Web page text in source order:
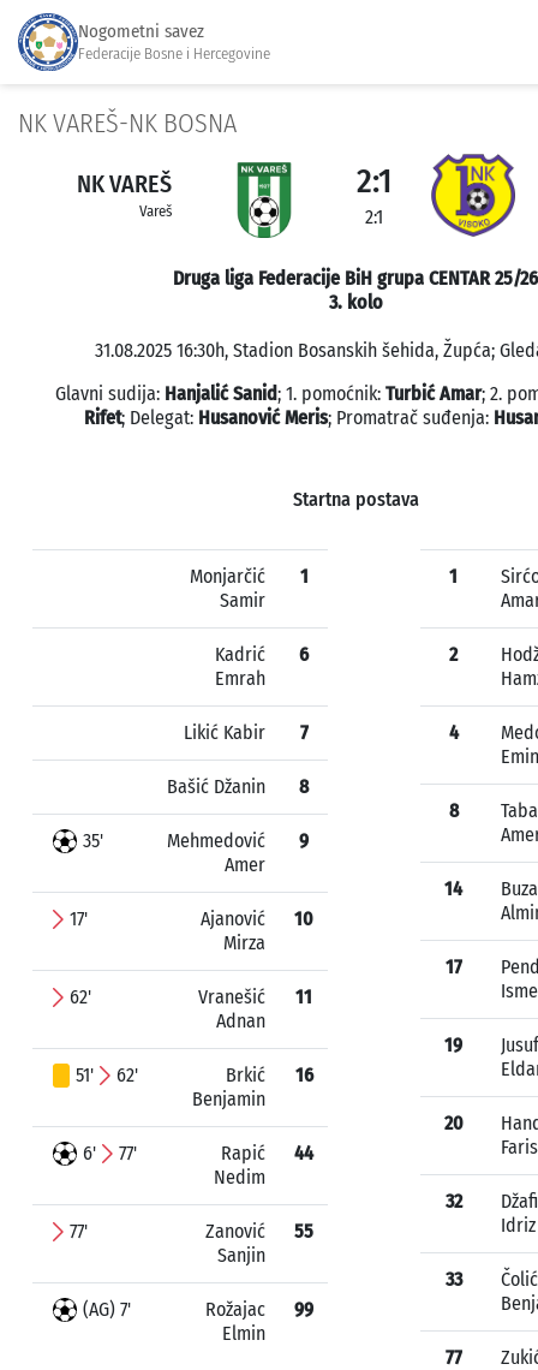
Nogometni savez
Federacije Bosne i Hercegovine
NK VAREŠ-NK BOSNA
NK VAREŠ
Vareš
2:1
2:1
Druga liga Federacije BiH grupa CENTAR 25/26
3. kolo
31.08.2025 16:30h, Stadion Bosanskih šehida, Župća;
Glavni sudija: Hanjalić Sanid; 1. pomoćnik: Turbić Amar; 2.
Rifet; Delegat: Husanović Meris; Promatrač suđenja:
Startna postava
Monjarčić
Samir
1
Kadrić
Emrah
6
Likić Kabir 7
Bašić Džanin 8
35'
Mehmedović
Amer
9
17'
Ajanović
Mirza
10
62'
Vranešić
Adnan
11
51' 62'
Brkić
Benjamin
16
6' 77'
Rapić
Nedim
44
77'
Zanović
Sanjin
55
(AG) 7'
Rožajac
Elmin
99
1
2
4
Emin
8
14
Buza
17
19
20
Faris
32
Idriz
33
Čolić
77